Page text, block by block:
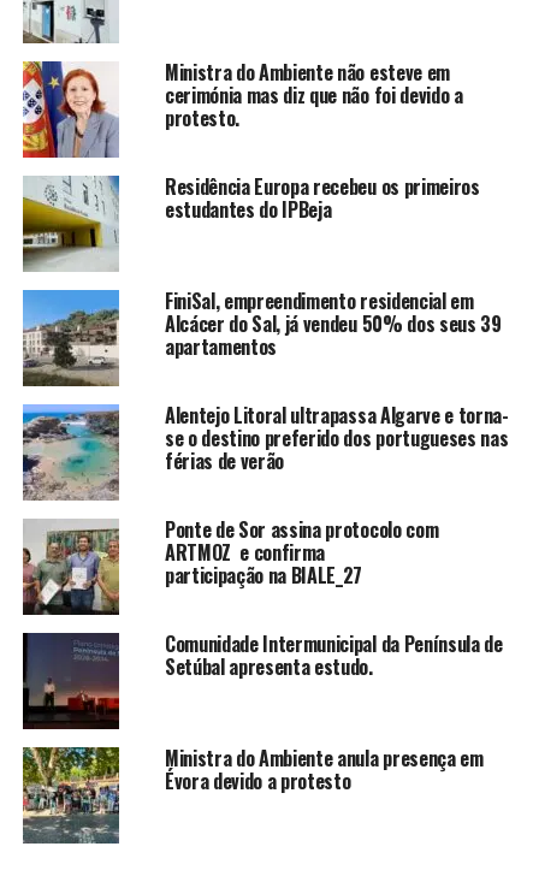
Ministra do Ambiente não esteve em
cerimónia mas diz que não foi devido a
protesto.
Residência Europa recebeu os primeiros
estudantes do IPBeja
FiniSal, empreendimento residencial em
Alcácer do Sal, já vendeu 50% dos seus 39
apartamentos
Alentejo Litoral ultrapassa Algarve e torna-
se o destino preferido dos portugueses nas
férias de verão
Ponte de Sor assina protocolo com
ARTMOZ e confirma
participação na BIALE_27
Comunidade Intermunicipal da Península de
Setúbal apresenta estudo.
Ministra do Ambiente anula presença em
Évora devido a protesto